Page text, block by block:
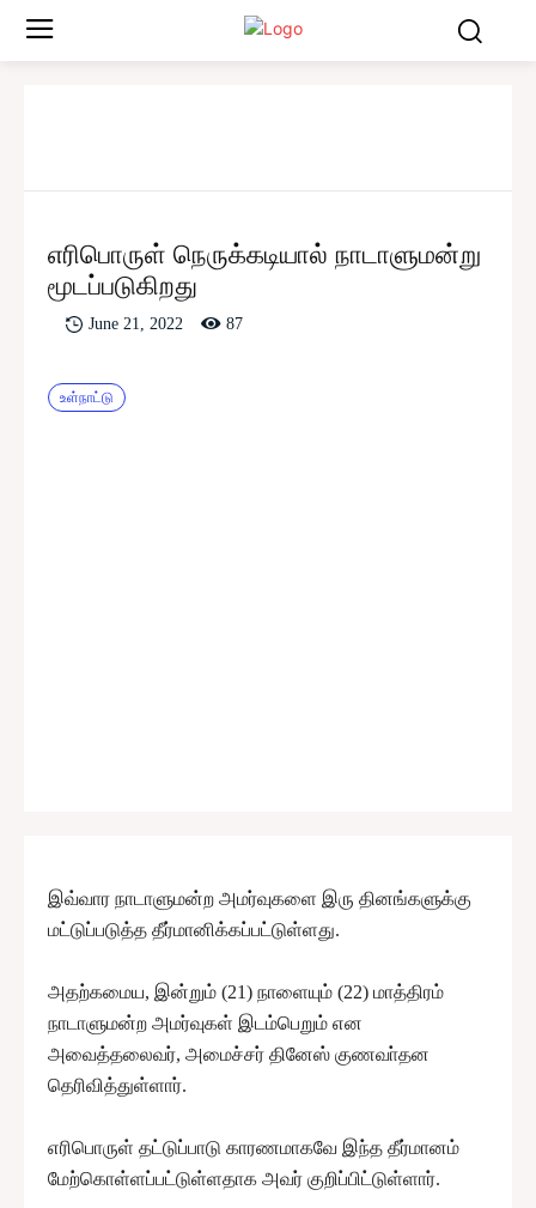
எரிபொருள் நெருக்கடியால் நாடாளுமன்று
மூடப்படுகிறது
June 21, 2022 87
உள்நாட்டு
இவ்வார நாடாளுமன்ற அமர்வுகளை இரு தினங்களுக்கு
மட்டுப்படுத்த தீர்மானிக்கப்பட்டுள்ளது.
அதற்கமைய, இன்றும் (21) நாளையும் (22) மாத்திரம்
நாடாளுமன்ற அமர்வுகள் இடம்பெறும் என
அவைத்தலைவர், அமைச்சர் தினேஸ் குணவா்தன
தெரிவித்துள்ளார்.
எரிபொருள் தட்டுப்பாடு காரணமாகவே இந்த தீர்மானம்
மேற்கொள்ளப்பட்டுள்ளதாக அவர் குறிப்பிட்டுள்ளார்.